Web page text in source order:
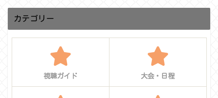
カテゴリー
視聴ガイド 大会・日程